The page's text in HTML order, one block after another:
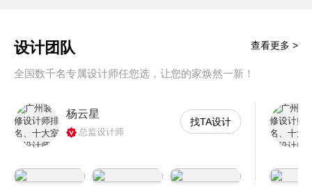
设计团队
全国数千名专属设计师任您选，让您的家焕然一新！
查看更多 >
杨云星
总监设计师
找TA设计